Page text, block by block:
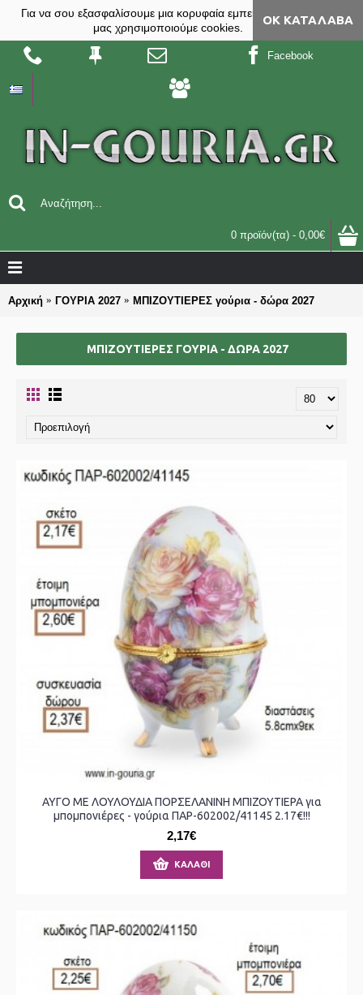
Για να σου εξασφαλίσουμε μια κορυφαία εμπειρία, στο site
μας χρησιμοποιούμε cookies.
ΟΚ ΚΑΤΆΛΑΒΑ
Facebook
0 προϊόν(τα) - 0,00€
Αρχική ΓΟΥΡΙΑ 2027 ΜΠΙΖΟΥΤΙΕΡΕΣ γούρια - δώρα 2027
ΜΠΙΖΟΥΤΙΕΡΕΣ ΓΟΎΡΙΑ - ΔΏΡΑ 2027
ΑΥΓΟ ΜΕ ΛΟΥΛΟΥΔΙΑ ΠΟΡΣΕΛΑΝΙΝΗ ΜΠΙΖΟΥΤΙΕΡΑ για
μπομπονιέρες - γούρια ΠΑΡ-602002/41145 2.17€!!!
2,17€
ΚΑΛΆΘΙ